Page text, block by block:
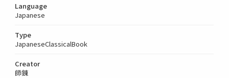
Language
Japanese
Type
JapaneseClassicalBook
Creator
師錬